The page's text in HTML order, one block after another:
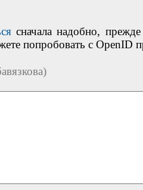
сначала надобно,
попробовать с OpenID